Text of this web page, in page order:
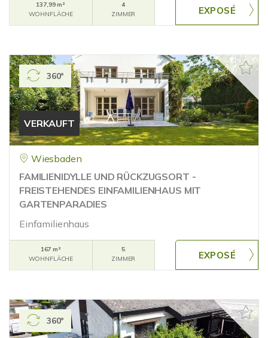
137,99 m²
WOHNFLÄCHE
4
ZIMMER
VERKAUFT
360°
Wiesbaden
FAMILIENIDYLLE UND RÜCKZUGSORT -
FREISTEHENDES EINFAMILIENHAUS MIT
GARTENPARADIES
Einfamilienhaus
167 m²
WOHNFLÄCHE
5
ZIMMER
360°